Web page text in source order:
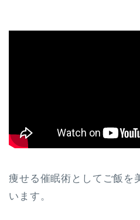
痩せる催眠術としてご飯を
います。